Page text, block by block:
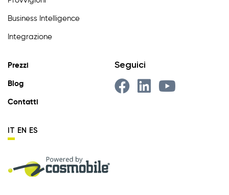
Business Intelligence
Integrazione
Prezzi
Blog
Contatti
IT EN ES
Seguici